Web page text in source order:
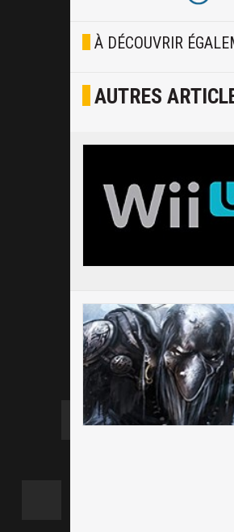
Joyeux
À DÉCOUVRIR
AUTRES